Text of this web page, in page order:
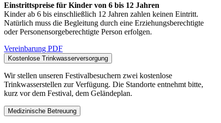
Einstrittspreise für Kinder von 6 bis 12 Jahren
Kinder ab 6 bis einschließlich 12 Jahren zahlen keinen Eintritt.
Natürlich muss die Begleitung durch eine Erziehungsberechtigte
oder Personensorgeberechtigte Person erfolgen.
Vereinbarung PDF
Kostenlose Trinkwasserversorgung
Wir stellen unseren Festivalbesuchern zwei kostenlose
Trinkwasserstellen zur Verfügung. Die Standorte entnehmt bitte,
kurz vor dem Festival, dem Geländeplan.
Medizinische Betreuung